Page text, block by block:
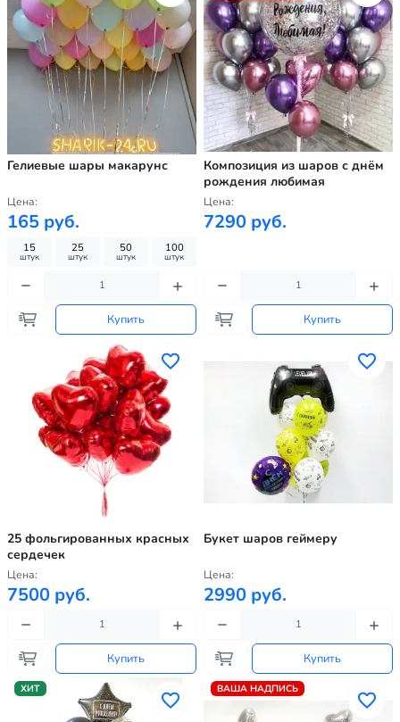
Гелиевые шары макарунс
Цена:
165 руб.
15
штук
25
штук
50
штук
100
штук
Купить
Композиция из шаров с днём
рождения любимая
Цена:
7290 руб.
Купить
25 фольгированных красных
сердечек
Цена:
7500 руб.
Купить
Букет шаров геймеру
Цена:
2990 руб.
Купить
ХИТ ВАША НАДПИСЬ